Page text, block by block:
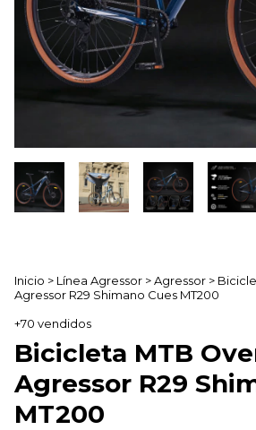
Inicio > Línea Agressor >Agressor >
Agressor R29 Shimano Cues MT200
+70 vendidos
Bicicleta MTB
Agressor R29
MT200